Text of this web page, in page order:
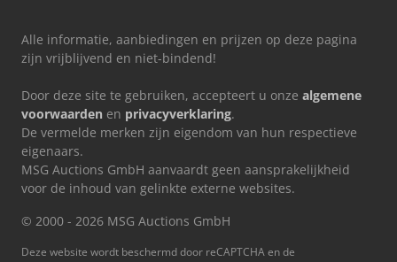
Alle informatie, aanbiedingen en prijzen op deze pagina
zijn vrijblijvend en niet-bindend!
Door deze site te gebruiken, accepteert u onze algemene
voorwaarden en privacyverklaring.
De vermelde merken zijn eigendom van hun respectieve
eigenaars.
MSG Auctions GmbH aanvaardt geen aansprakelijkheid
voor de inhoud van gelinkte externe websites.
© 2000 - 2026 MSG Auctions GmbH
Deze website wordt beschermd door reCAPTCHA en de